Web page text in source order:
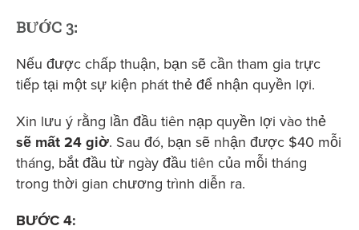
BƯỚC 3:
Nếu được chấp thuận, bạn sẽ cần tham gia trực
tiếp tại một sự kiện phát thẻ để nhận quyền lợi.
Xin lưu ý rằng lần đầu tiên nạp quyền lợi vào thẻ
sẽ mất 24 giờ. Sau đó, bạn sẽ nhận được $40 mỗi
tháng, bắt đầu từ ngày đầu tiên của mỗi tháng
trong thời gian chương trình diễn ra.
BƯỚC 4: